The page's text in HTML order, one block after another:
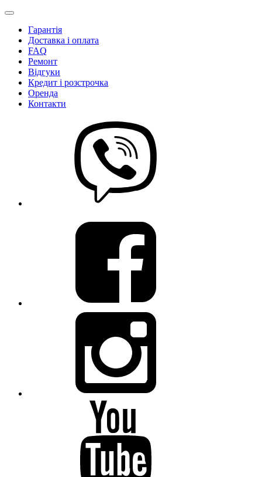
Гарантія
Доставка і оплата
FAQ
Ремонт
Відгуки
Кредит і розстрочка
Оренда
Контакти